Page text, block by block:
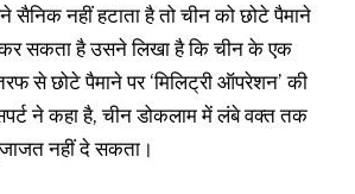
सैनिक नहीं हटाता है तो चीन को छोटे पैमाने
सकता है उसने लिखा है कि चीन के एक
से छोटे पैमाने पर ‘मिलिट्री ऑपरेशन’ की
ने कहा है, चीन डोकलाम में लंबे वक्त तक
नहीं दे सकता।